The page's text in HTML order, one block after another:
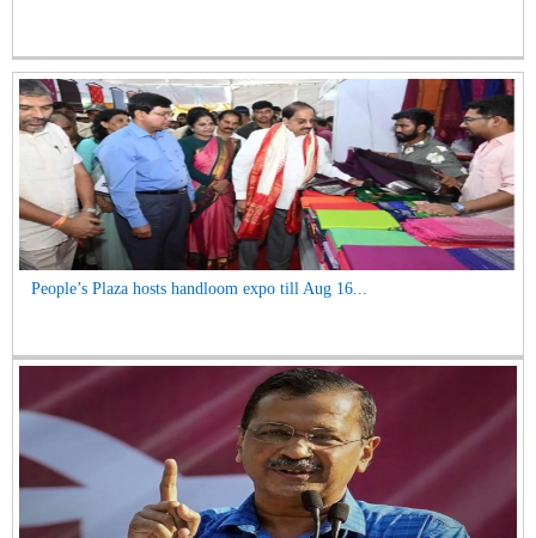
People’s Plaza hosts handloom expo till Aug 16...